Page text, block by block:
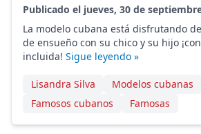
Publicado el jueves, 30 de
La modelo cubana está disfrutando
de ensueño con su chico y su hijo
incluida! Sigue leyendo »
Lisandra Silva
Modelos cubanas
Famosos cubanos
Famosas